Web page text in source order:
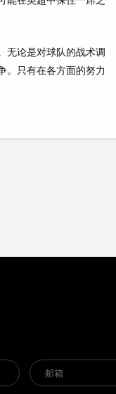
无论是对球队的战术调
。只有在各方面的努力